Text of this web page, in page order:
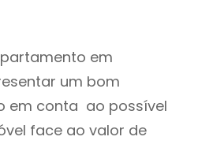
em
um bom
em conta ao possível
face ao valor de